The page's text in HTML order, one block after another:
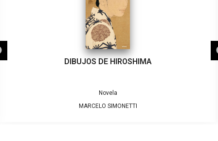
DIBUJOS DE HIROSHIMA
Novela
MARCELO SIMONETTI